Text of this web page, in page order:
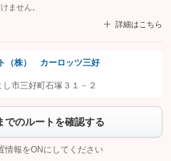
ません。
詳細はこちら
だち追加してから「許可する」ボタンを押
ップして問い合わせを
（株） カーロッツ三好
市三好町石塚３１－２
でのルートを確認する
情報をONにしてください